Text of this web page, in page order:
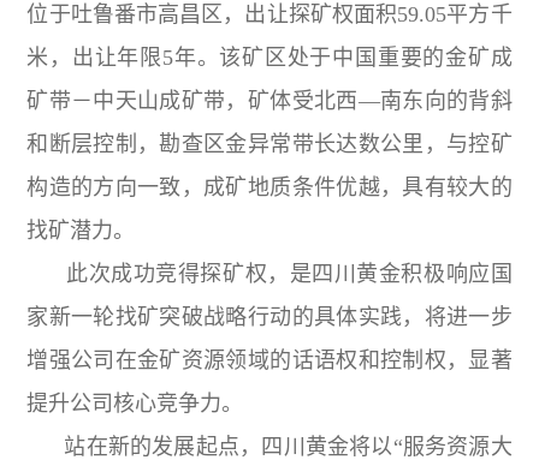
位于吐鲁番市高昌区，出让探矿权面积59.05平方千
米，出让年限5年。该矿区处于中国重要的金矿成
矿带－中天山成矿带，矿体受北西—南东向的背斜
和断层控制，勘查区金异常带长达数公里，与控矿
构造的方向一致，成矿地质条件优越，具有较大的
找矿潜力。
此次成功竞得探矿权，是四川黄金积极响应国
家新一轮找矿突破战略行动的具体实践，将进一步
增强公司在金矿资源领域的话语权和控制权，显著
提升公司核心竞争力。
站在新的发展起点，四川黄金将以“服务资源大